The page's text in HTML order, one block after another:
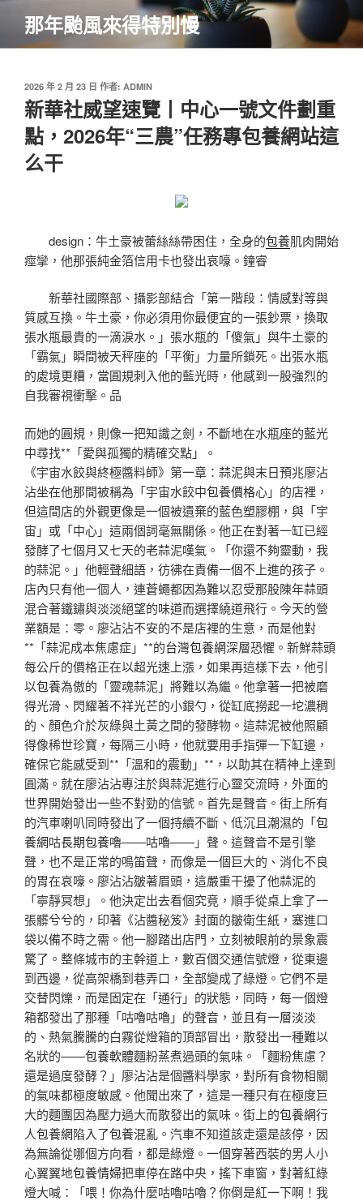
主
那年颱風來得特別慢
發
佈
於
2026 年 2 月 23 日 作者: ADMIN
新華社威望速覽丨中心一號文件劃重
點，2026年“三農”任務專包養網站這
么干
design：牛土豪被蕾絲絲帶困住，全身的包養肌肉開始
痙攣，他那張純金箔信用卡也發出哀嚎。鐘睿
新華社國際部、攝影部結合「第一階段：情感對等與
質感互換。牛土豪，你必須用你最便宜的一張鈔票，換取
張水瓶最貴的一滴淚水。」張水瓶的「傻氣」與牛土豪的
「霸氣」瞬間被天秤座的「平衡」力量所鎖死。出張水瓶
的處境更糟，當圓規刺入他的藍光時，他感到一股強烈的
自我審視衝擊。品
而她的圓規，則像一把知識之劍，不斷地在水瓶座的藍光
中尋找**「愛與孤獨的精確交點」。
《宇宙水餃與終極醬料師》第一章：蒜泥與末日預兆廖沾
沾坐在他那間被稱為「宇宙水餃中包養價格心」的店裡，
但這間店的外觀更像是一個被遺棄的藍色塑膠棚，與「宇
宙」或「中心」這兩個詞毫無關係。他正在對著一缸已經
發酵了七個月又七天的老蒜泥嘆氣。「你還不夠靈動，我
的蒜泥。」他輕聲細語，彷彿在責備一個不上進的孩子。
店內只有他一個人，連蒼蠅都因為難以忍受那股陳年蒜頭
混合著鐵鏽與淡淡絕望的味道而選擇繞道飛行。今天的營
業額是：零。廖沾沾不安的不是店裡的生意，而是他對
**「蒜泥成本焦慮症」**的台灣包養網深層恐懼。新鮮蒜頭
每公斤的價格正在以超光速上漲，如果再這樣下去，他引
以包養為傲的「靈魂蒜泥」將難以為繼。他拿著一把被磨
得光滑、閃耀著不祥光芒的小銀勺，從缸底撈起一坨濃稠
的、顏色介於灰綠與土黃之間的發酵物。這蒜泥被他照顧
得像稀世珍寶，每隔三小時，他就要用手指彈一下缸邊，
確保它能感受到**「溫和的震動」**，以助其在精神上達到
圓滿。就在廖沾沾專注於與蒜泥進行心靈交流時，外面的
世界開始發出一些不對勁的信號。首先是聲音。街上所有
的汽車喇叭同時發出了一個持續不斷、低沉且潮濕的「包
養網咕長期包養嚕——咕嚕——」聲。這聲音不是引擎
聲，也不是正常的鳴笛聲，而像是一個巨大的、消化不良
的胃在哀嚎。廖沾沾皺著眉頭，這嚴重干擾了他蒜泥的
「寧靜冥想」。他決定出去看個究竟，順手從桌上拿了一
張髒兮兮的，印著《沾醬秘笈》封面的皺衛生紙，塞進口
袋以備不時之需。他一腳踏出店門，立刻被眼前的景象震
驚了。整條城市的主幹道上，數百個交通信號燈，從東邊
到西邊，從高架橋到巷弄口，全部變成了綠燈。它們不是
交替閃爍，而是固定在「通行」的狀態，同時，每一個燈
箱都發出了那種「咕嚕咕嚕」的聲音，並且有一層淡淡
的、熱氣騰騰的白霧從燈箱的頂部冒出，散發出一種難以
名狀的——包養軟體麵粉蒸煮過頭的氣味。「麵粉焦慮？
還是過度發酵？」廖沾沾是個醬料學家，對所有食物相關
的氣味都極度敏感。他聞出來了，這是一種只有在極度巨
大的麵團因為壓力過大而散發出的氣味。街上的包養網行
人包養網陷入了包養混亂。汽車不知道該走還是該停，因
為無論從哪個方向看，都是綠燈。一個穿著西裝的男人小
心翼翼地包養情婦把車停在路中央，搖下車窗，對著紅綠
燈大喊：「喂！你為什麼咕嚕咕嚕？你倒是紅一下啊！我